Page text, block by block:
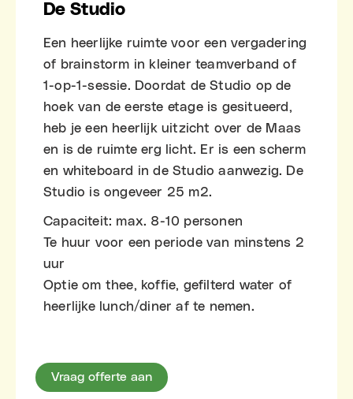
De Studio
Een heerlijke ruimte voor een vergadering
of brainstorm in kleiner teamverband of
1-op-1-sessie. Doordat de Studio op de
hoek van de eerste etage is gesitueerd,
heb je een heerlijk uitzicht over de Maas
en is de ruimte erg licht. Er is een scherm
en whiteboard in de Studio aanwezig. De
Studio is ongeveer 25 m2.
Capaciteit: max. 8-10 personen
Te huur voor een periode van minstens 2
uur
Optie om thee, koffie, gefilterd water of
heerlijke lunch/diner af te nemen.
Vraag offerte aan